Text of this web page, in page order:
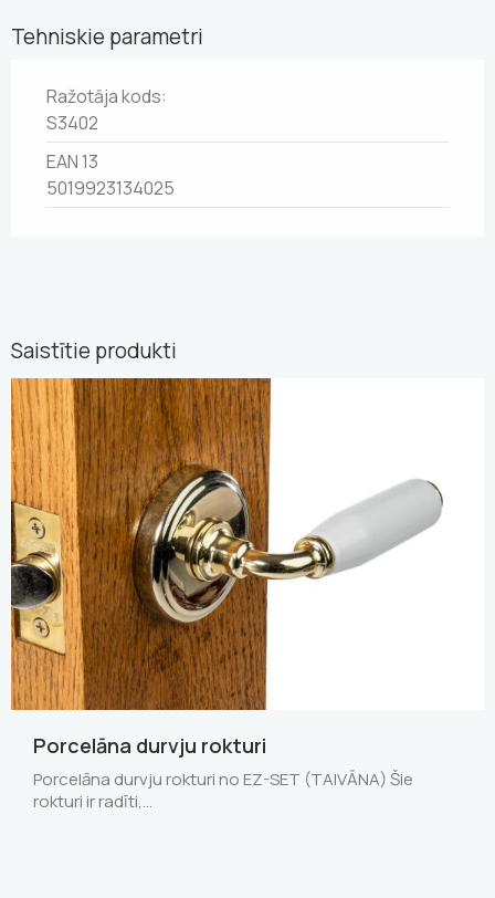
Tehniskie parametri
Ražotāja kods:
S3402
EAN 13
5019923134025
Saistītie produkti
Porcelāna durvju rokturi
Porcelāna durvju rokturi no EZ-SET (TAIVĀNA) Šie
rokturi ir radīti,…